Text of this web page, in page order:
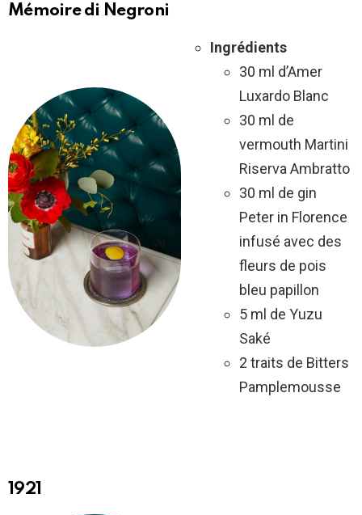
Mémoire di Negroni
Ingrédients
30 ml d’Amer
Luxardo Blanc
30 ml de
vermouth Martini
Riserva Ambratto
30 ml de gin
Peter in Florence
infusé avec des
fleurs de pois
bleu papillon
5 ml de Yuzu
Saké
2 traits de Bitters
Pamplemousse
1921